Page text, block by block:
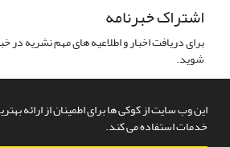
این وب سایت از کوکی ها برای اطمینان از ارائه
خدمات استفاده می کند.
اشتراک خبرنامه
برای دریافت اخبار و اطلاعیه های مهم نشریه
شوید.